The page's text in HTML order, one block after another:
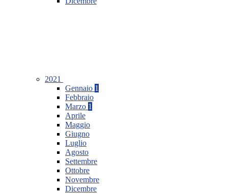
2021
Gennaio 1
Febbraio
Marzo 1
Aprile
Maggio
Giugno
Luglio
Agosto
Settembre
Ottobre
Novembre
Dicembre